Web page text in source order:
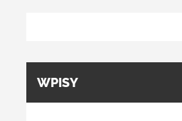
WPISY